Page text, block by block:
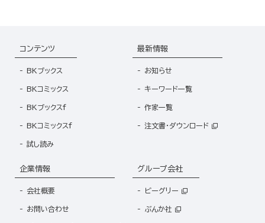
コンテンツ
BKブックス
BKコミックス
BKブックスf
BKコミックスf
試し読み
最新情報
お知らせ
キーワード一覧
作家一覧
注文書・ダウンロード
企業情報
会社概要
お問い合わせ
グループ会社
ビーグリー
ぶんか社